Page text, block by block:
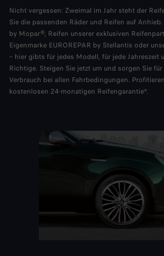
Nicht vergessen: Zweimal im Jahr steht der
Sie die passenden Räder und Reifen auf
by Mopar®, Reifen unserer exklusiven
Eigenmarke EUROREPAR by Stellantis oder
– hier gibts für jedes Modell, für jede Jahreszeit
Richtige. Steigen Sie jetzt um und sorgen Sie
Verbrauch bei allen Fahrbedingungen.
kostenlosen 24-monatigen Reifengarantie*.